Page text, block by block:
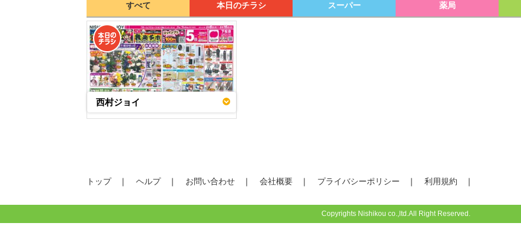
すべて 本日のチラシ スーパー 薬局
西村ジョイ
トップ ヘルプ お問い合わせ 会社概要 プライバシーポリシー 利用規約
Copyrights Nishikou co.,ltd.All Right Reserved.